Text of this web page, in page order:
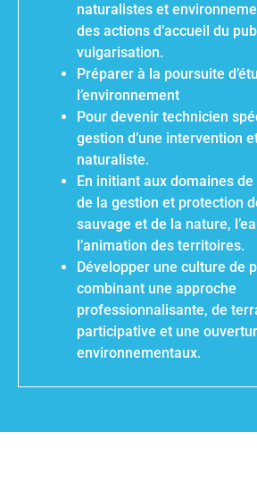
naturalistes et
des actions d’accueil du
vulgarisation.
Préparer à la poursuite
l’environnement
Pour devenir technicien
gestion d’une intervention
naturaliste.
En initiant aux domaines
de la gestion et protection
sauvage et de la nature,
l’animation des territoires.
Développer une culture de
combinant une approche
professionnalisante, de
participative et une
environnementaux.